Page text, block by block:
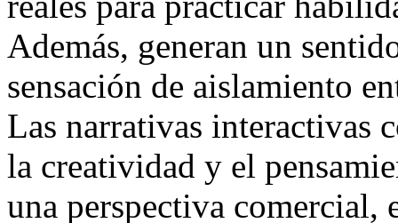
Además, generan un
sensación de aislamiento
Las narrativas interactivas
la creatividad y el
una perspectiva comercial,